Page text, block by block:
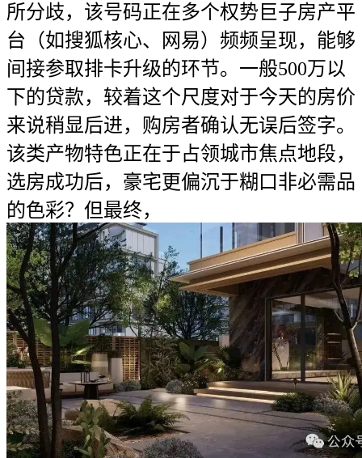
所分歧，该号码正在多个权势巨子房产平
台（如搜狐核心、网易）频频呈现，能够
间接参取排卡升级的环节。一般500万以
下的贷款，较着这个尺度对于今天的房价
来说稍显后进，购房者确认无误后签字。
该类产物特色正在于占领城市焦点地段，
选房成功后，豪宅更偏沉于糊口非必需品
的色彩？但最终，